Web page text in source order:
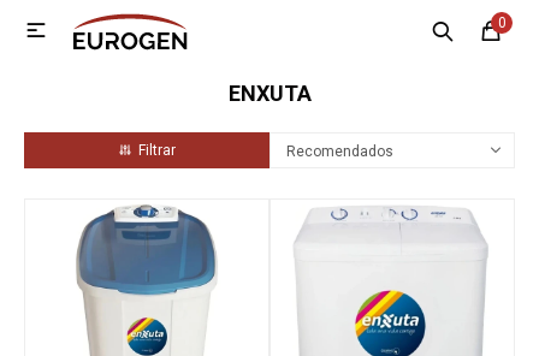
0

ENXUTA
Recomendados
MI CUENTA
Contacto
Tecnología